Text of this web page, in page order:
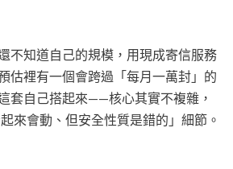
不知道自己的規模，用現成寄信服務
估裡有一個會跨過「每月一萬封」的
套自己搭起來——核心其實不複雜，
來會動、但安全性質是錯的」細節。